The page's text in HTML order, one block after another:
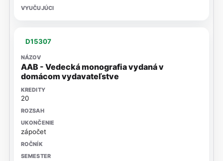
D15307
AAB - Vedecká monografia vydaná v
domácom vydavateľstve
20
zápočet